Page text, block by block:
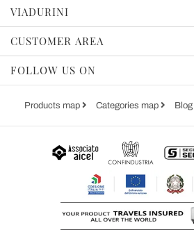
VIADURINI
CUSTOMER AREA
FOLLOW US ON
Products map Categories map